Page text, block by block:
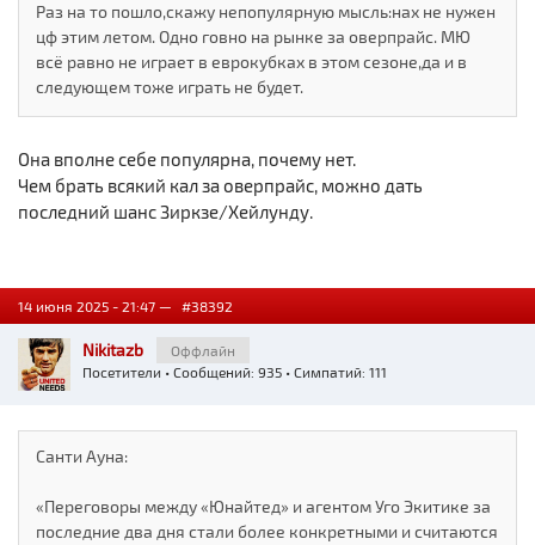
Раз на то пошло,скажу непопулярную мысль:нах не нужен
цф этим летом. Одно говно на рынке за оверпрайс. МЮ
всё равно не играет в еврокубках в этом сезоне,да и в
следующем тоже играть не будет.
Она вполне себе популярна, почему нет.
Чем брать всякий кал за оверпрайс, можно дать
последний шанс Зиркзе/Хейлунду.
14 июня 2025 - 21:47 — #38392
Nikitazb
Оффлайн
Посетители • Сообщений: 935 • Симпатий: 111
Санти Ауна:
«Переговоры между «Юнайтед» и агентом Уго Экитике за
последние два дня стали более конкретными и считаются